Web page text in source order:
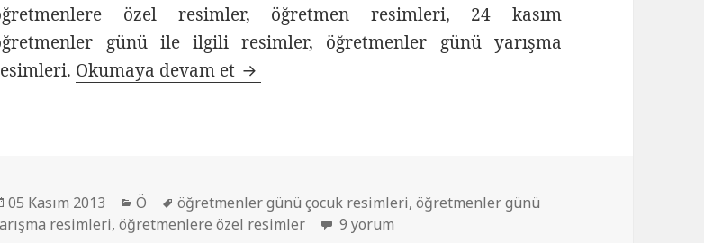
özel resimler, öğretmen resimleri, 24 kasım
günü ile ilgili resimler, öğretmenler günü yarışma
Okumaya devam et Öğretmenler Günü Resimleri
Yayın
tarihi
05 Kasım 2013 Kategoriler
Ö Etiketler
öğretmenler günü çocuk resimleri,öğretmenler günü
resimleri,öğretmenlere özel resimler Öğretmenler Günü Resimleri için
9 yorum